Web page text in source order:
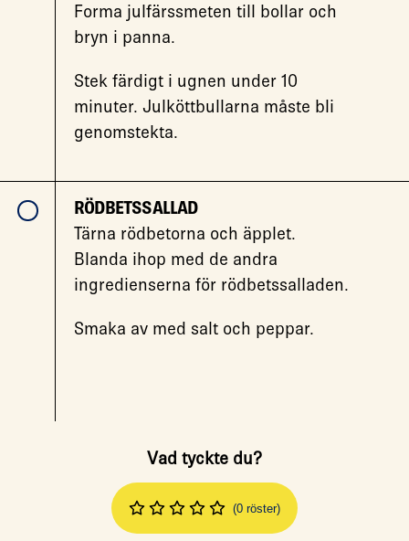
Forma julfärssmeten till bollar och
bryn i panna.
Stek färdigt i ugnen under 10
minuter. Julköttbullarna måste bli
genomstekta.
RÖDBETSSALLAD
Tärna rödbetorna och äpplet.
Blanda ihop med de andra
ingredienserna för rödbetssalladen.
Smaka av med salt och peppar.
Vad tyckte du?
(0 röster)